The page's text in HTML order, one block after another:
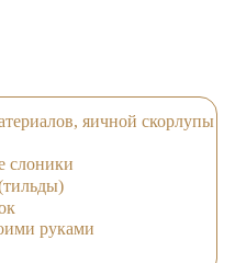
яичной скорлупы
слоники
руками